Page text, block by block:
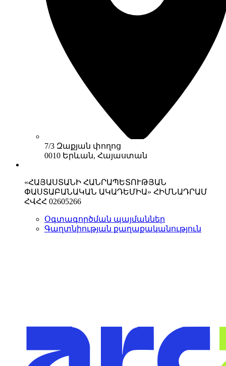
7/3 Զաքյան փողոց
0010 Երևան, Հայաստան
«ՀԱՅԱՍՏԱՆԻ ՀԱՆՐԱՊԵՏՈՒԹՅԱՆ
ՓԱՍՏԱԲԱՆԱԿԱՆ ԱԿԱԴԵՄԻԱ» ՀԻՄՆԱԴՐԱՄ
ՀՎՀՀ 02605266
Օգտագործման պայմաններ
Գաղտնիության քաղաքականություն